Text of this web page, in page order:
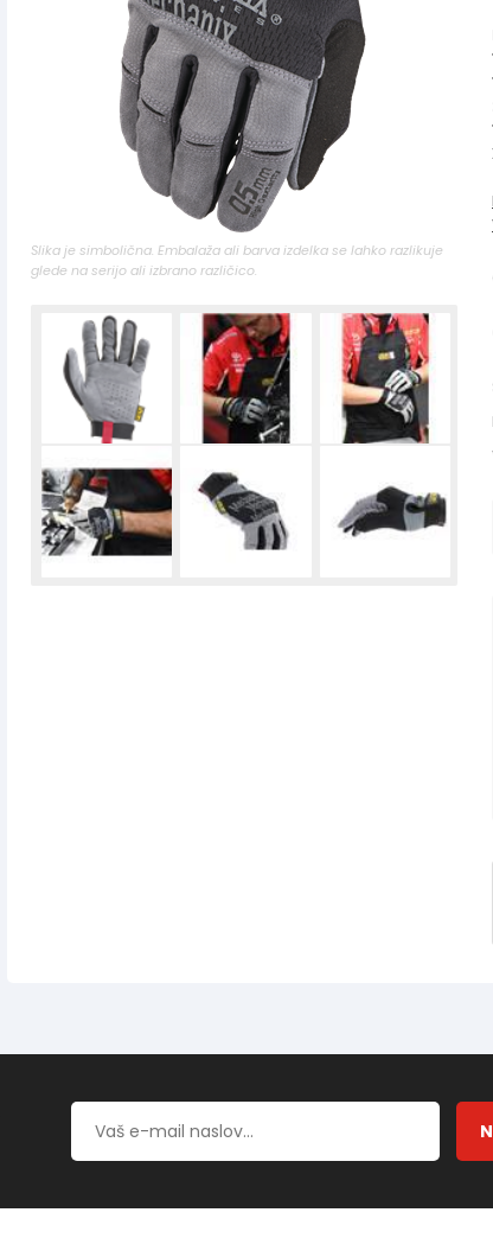
Slika je simbolična. Embalaža ali barva izdelka se lahko razlikuje
glede na serijo ali izbrano različico.